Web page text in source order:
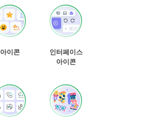
아이콘
인터페이스
아이콘